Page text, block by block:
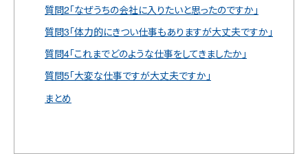
質問2「なぜうちの会社に入りたいと思ったのですか」
質問3「体力的にきつい仕事もありますが大丈夫ですか」
質問4「これまでどのような仕事をしてきましたか」
質問5「大変な仕事ですが大丈夫ですか」
まとめ